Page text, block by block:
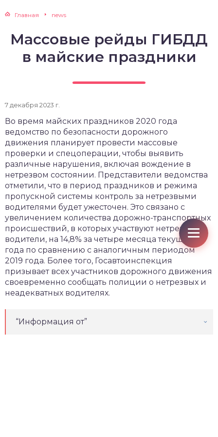
Главная news
Массовые рейды ГИБДД
в майские праздники
7 декабря 2023 г.
Во время майских праздников 2020 года
ведомство по безопасности дорожного
движения планирует провести массовые
проверки и спецоперации, чтобы выявить
различные нарушения, включая вождение в
нетрезвом состоянии. Представители ведомства
отметили, что в период праздников и режима
пропускной системы контроль за нетрезвыми
водителями будет ужесточен. Это связано с
увеличением количества дорожно-транспортных
происшествий, в которых участвуют нетрезвые
водители, на 14,8% за четыре месяца текущего
года по сравнению с аналогичным периодом
2019 года. Более того, Госавтоинспекция
призывает всех участников дорожного движения
своевременно сообщать полиции о нетрезвых и
неадекватных водителях.
“Информация от”